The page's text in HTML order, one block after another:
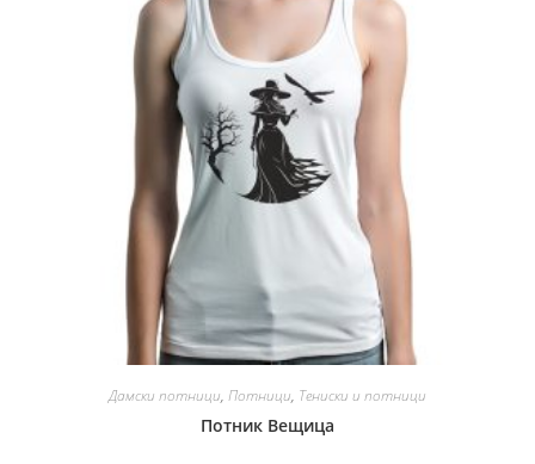
Дамски потници, Потници, Тениски и потници
Потник Вещица